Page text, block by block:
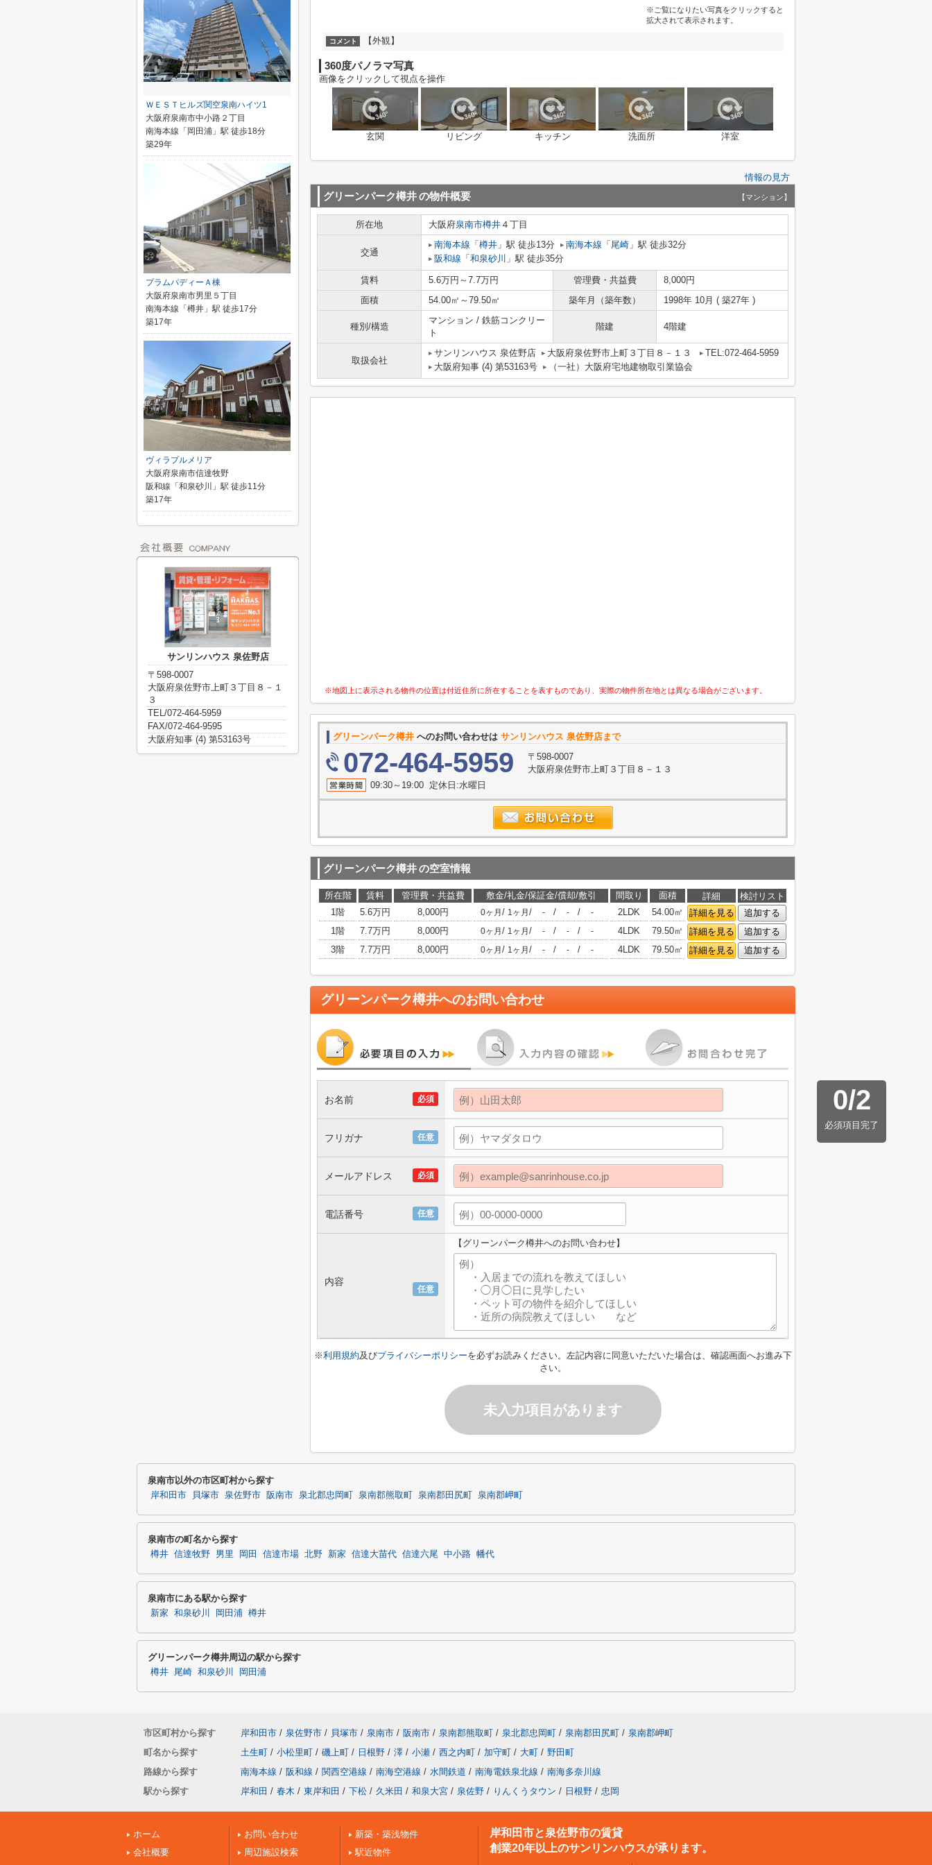
※ご覧になりたい写真をクリックすると
拡大されて表示されます。
コメント 【外観】
360度パノラマ写真
画像をクリックして視点を操作
玄関 リビング キッチン 洗面所 洋室
情報の見方
グリーンパーク樽井の物件概要 【マンション】
所在地 大阪府泉南市樽井 ４丁目
交通
南海本線 「 樽井 」駅 徒歩13分 南海本線 「 尾崎 」駅 徒歩32分
阪和線 「 和泉砂川 」駅 徒歩35分
賃料 5.6万円～7.7万円 管理費・共益費
8,000円
面積
54.00㎡～79.50㎡ 築年月（築年数） 1998年 10月 ( 築27年 )
種別/構造
マンション / 鉄筋コンクリー
ト
階建 4階建
取扱会社
サンリンハウス 泉佐野店 大阪府泉佐野市上町３丁目８－１３
TEL:072-464-5959
大阪府知事 (4) 第53163号
（一社）大阪府宅地建物取引業協会
※地図上に表示される物件の位置は付近住所に所在することを表すものであり、実際の物件所在地とは異なる場合がございます。
グリーンパーク樽井 へのお問い合わせは サンリンハウス 泉佐野店まで
072-464-5959
〒598-0007
大阪府泉佐野市上町３丁目８－１３
09:30～19:00 定休日:水曜日
グリーンパーク樽井の空室情報
所在階 賃料 管理費・共益費 敷金/礼金/保証金/償却/敷引 間取り 面積 詳細
検討リスト
1階
5.6万円 8,000円 0ヶ月 / 1ヶ月 / - / - / - 2LDK 54.00㎡ 詳細を見る
追加する
1階
7.7万円 8,000円 0ヶ月 / 1ヶ月 / - / - / - 4LDK 79.50㎡ 詳細を見る
追加する
3階
7.7万円 8,000円 0ヶ月 / 1ヶ月 / - / - / - 4LDK 79.50㎡ 詳細を見る 追加する
グリーンパーク樽井へのお問い合わせ
0/2
必須項目完了
必須
お名前
任意
フリガナ
必須
メールアドレス
任意
電話番号
任意
内容
【グリーンパーク樽井へのお問い合わせ】
※利用規約及びプライバシーポリシーを必ずお読みください。左記内容に同意いただいた場合は、確認画面へお進み下
さい。
未入力項目があります
ＷＥＳＴヒルズ関空泉南ハイツ1
大阪府泉南市中小路２丁目
南海本線「岡田浦」駅 徒歩18分
築29年
プラムパディーＡ棟
大阪府泉南市男里５丁目
南海本線「樽井」駅 徒歩17分
築17年
ヴィラプルメリア
大阪府泉南市信達牧野
阪和線「和泉砂川」駅 徒歩11分
築17年
サンリンハウス 泉佐野店
〒598-0007
大阪府泉佐野市上町３丁目８－１
３
TEL/072-464-5959
FAX/072-464-9595
大阪府知事 (4) 第53163号
泉南市以外の市区町村から探す
岸和田市 貝塚市 泉佐野市 阪南市 泉北郡忠岡町 泉南郡熊取町 泉南郡田尻町 泉南郡岬町
泉南市の町名から探す
樽井 信達牧野 男里 岡田 信達市場 北野 新家 信達大苗代 信達六尾 中小路 幡代
泉南市にある駅から探す
新家 和泉砂川 岡田浦 樽井
グリーンパーク樽井周辺の駅から探す
樽井 尾崎 和泉砂川 岡田浦
市区町村から探す 岸和田市 / 泉佐野市 / 貝塚市 / 泉南市 / 阪南市 / 泉南郡熊取町 / 泉北郡忠岡町 / 泉南郡田尻町 / 泉南郡岬町
町名から探す
土生町 / 小松里町 / 磯上町 / 日根野 / 澤 / 小瀬 / 西之内町 / 加守町 / 大町 / 野田町
路線から探す
南海本線 / 阪和線 / 関西空港線 / 南海空港線 / 水間鉄道 / 南海電鉄泉北線 / 南海多奈川線
駅から探す
岸和田 / 春木 / 東岸和田 / 下松 / 久米田 / 和泉大宮 / 泉佐野 / りんくうタウン / 日根野 / 忠岡
ホーム
会社概要
お問い合わせ
周辺施設検索
新築・築浅物件
駅近物件
岸和田市と泉佐野市の賃貸
創業20年以上のサンリンハウスが承ります。